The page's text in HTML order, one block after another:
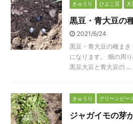
きゅうり ひよこ豆 大
黒豆・青大豆の
2021/6/24
黒豆・青大豆の種ま
になります。 畑の周
黒豆大豆と青大豆の ...
きゅうり グリーンピー
ジャガイモの芽